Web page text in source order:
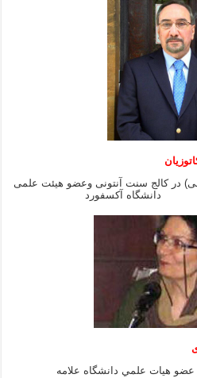
در کالج سنت آنتونی وعضو هیئت علمی
آکسفورد
هيات علمي دانشگاه علامه